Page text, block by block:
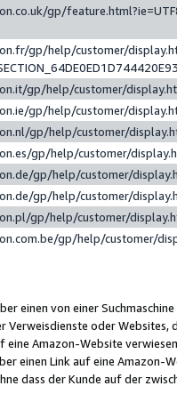
gp/
gp/help/customer/
gp/help/customer/
gp/help/customer/
gp/help/customer/
gp/help/customer/
gp/help/customer/
gp/help/customer/
gp/help/customer/
gp/help/customer/
einen von einer
oder Websites,
eine Amazon-Website
einen Link auf eine
dass der Kunde auf der